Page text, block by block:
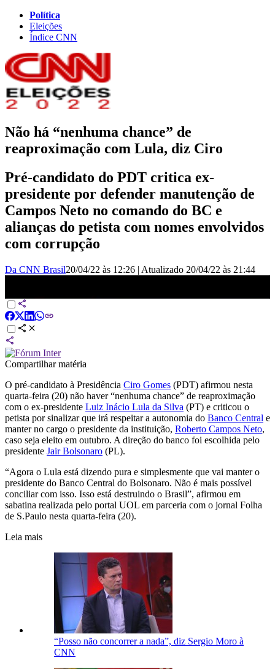
Política
Eleições
Índice CNN
Não há “nenhuma chance” de
reaproximação com Lula, diz Ciro
Pré-candidato do PDT critica ex-
presidente por defender manutenção de
Campos Neto no comando do BC e
alianças do petista com nomes envolvidos
com corrupção
Da CNN Brasil20/04/22 às 12:26 | Atualizado 20/04/22 às 21:44
Compartilhar matéria
O pré-candidato à Presidência Ciro Gomes (PDT) afirmou nesta
quarta-feira (20) não haver “nenhuma chance” de reaproximação
com o ex-presidente Luiz Inácio Lula da Silva (PT) e criticou o
petista por sinalizar que irá respeitar a autonomia do Banco Central e
manter no cargo o presidente da instituição, Roberto Campos Neto,
caso seja eleito em outubro. A direção do banco foi escolhida pelo
presidente Jair Bolsonaro (PL).
“Agora o Lula está dizendo pura e simplesmente que vai manter o
presidente do Banco Central do Bolsonaro. Não é mais possível
conciliar com isso. Isso está destruindo o Brasil”, afirmou em
sabatina realizada pelo portal UOL em parceria com o jornal Folha
de S.Paulo nesta quarta-feira (20).
Leia mais
“Posso não concorrer a nada”, diz Sergio Moro à
CNN